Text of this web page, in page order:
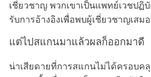
เชี่ยวชาญ พวกเขาเป็นแพทย์เวชปฏิ
รับการอ้างอิงเพื่อพบผู้เชี่ยวชาญเสม
แต่ไปสแกนมาแล้วผลก็ออกมาดี
น่าเสียดายที่การสแกนไม่ได้ครอบค